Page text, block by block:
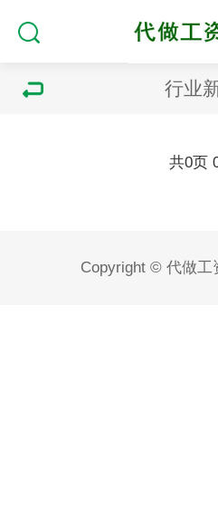
行业
共0页
Copyright © 代做工